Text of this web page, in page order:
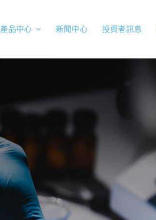
產品中心 新聞中心 投資者訊息